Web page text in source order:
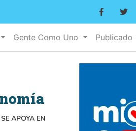
Gente Como Uno Publicado
APOYA EN